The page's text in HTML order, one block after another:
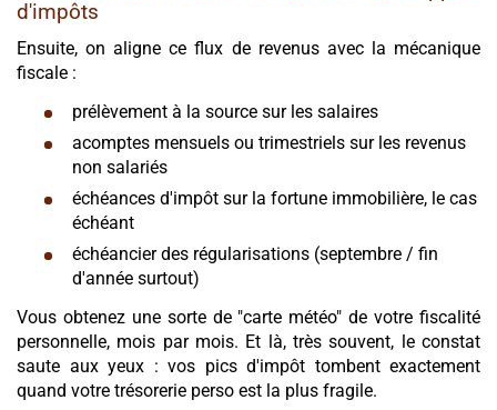
d'impôts
Ensuite, on aligne ce flux de revenus avec la mécanique
fiscale :
prélèvement à la source sur les salaires
acomptes mensuels ou trimestriels sur les revenus
non salariés
échéances d'impôt sur la fortune immobilière, le cas
échéant
échéancier des régularisations (septembre / fin
d'année surtout)
Vous obtenez une sorte de "carte météo" de votre fiscalité
personnelle, mois par mois. Et là, très souvent, le constat
saute aux yeux : vos pics d'impôt tombent exactement
quand votre trésorerie perso est la plus fragile.